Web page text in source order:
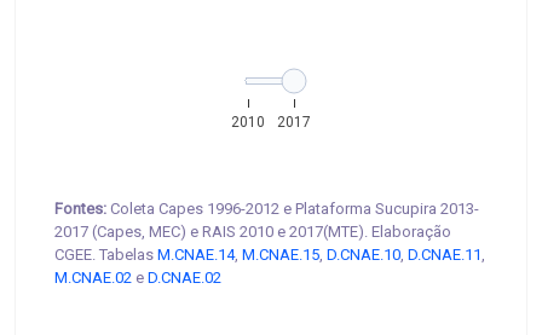
2010 2017
Fontes: Coleta Capes 1996-2012 e Plataforma Sucupira 2013-
2017 (Capes, MEC) e RAIS 2010 e 2017(MTE). Elaboração
CGEE. Tabelas M.CNAE.14, M.CNAE.15, D.CNAE.10, D.CNAE.11,
M.CNAE.02 e D.CNAE.02